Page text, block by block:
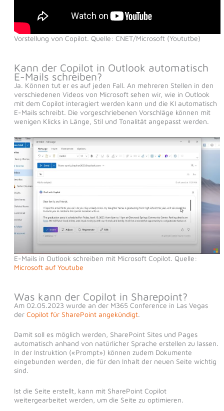
Vorstellung von Copilot. Quelle: CNET/Microsoft (Yoututbe)
Kann der Copilot in Outlook automatisch
E-Mails schreiben?
Ja. Können tut er es auf jeden Fall. An mehreren Stellen in den
verschiedenen Videos von Microsoft sehen wir, wie in Outlook
mit dem Copilot interagiert werden kann und die KI automatisch
E-Mails schreibt. Die vorgeschriebenen Vorschläge können mit
wenigen Klicks in Länge, Stil und Tonalität angepasst werden.
E-Mails in Outlook schreiben mit Microsoft Copilot. Quelle:
Microsoft auf Youtube
Was kann der Copilot in Sharepoint?
Am 02.05.2023 wurde an der M365 Conference in Las Vegas
der Copilot für SharePoint angekündigt.
Damit soll es möglich werden, SharePoint Sites und Pages
automatisch anhand von natürlicher Sprache erstellen zu lassen.
In der Instruktion («Prompt») können zudem Dokumente
eingebunden werden, die für den Inhalt der neuen Seite wichtig
sind.
Ist die Seite erstellt, kann mit SharePoint Copilot
weitergearbeitet werden, um die Seite zu optimieren.